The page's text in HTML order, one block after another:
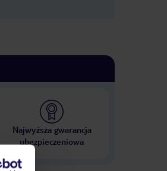
Najwyższa gwarancja
ubezpieczeniowa